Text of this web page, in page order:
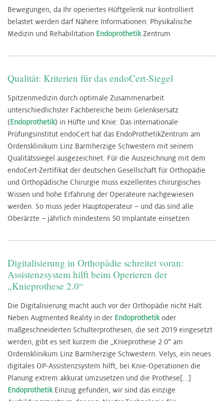
Bewegungen, da Ihr operiertes Hüftgelenk nur kontrolliert
belastet werden darf Nähere Informationen: Physikalische
Medizin und Rehabilitation EndoprothetikZentrum
Qualität: Kriterien für das endoCert-Siegel
Spitzenmedizin durch optimale Zusammenarbeit
unterschiedlichster Fachbereiche beim Gelenksersatz
(Endoprothetik) in Hüfte und Knie: Das internationale
Prüfungsinstitut endoCert hat das EndoProthetikZentrum am
Ordensklinikum Linz Barmherzige Schwestern mit seinem
Qualitätssiegel ausgezeichnet. Für die Auszeichnung mit dem
endoCert-Zertifikat der deutschen Gesellschaft für Orthopädie
und Orthopädische Chirurgie muss exzellentes chirurgisches
Wissen und hohe Erfahrung der Operateure nachgewiesen
werden. So muss jeder Hauptoperateur – und das sind alle
Oberärzte – jährlich mindestens 50 Implantate einsetzen
Digitalisierung in Orthopädie schreitet voran:
Assistenzsystem hilft beim Operieren der
„Knieprothese 2.0“
Die Digitalisierung macht auch vor der Orthopädie nicht Halt.
Neben Augmented Reality in der Endoprothetikoder
maßgeschneiderten Schulterprothesen, die seit 2019 eingesetzt
werden, gibt es seit kurzem die „Knieprothese 2.0“ am
Ordensklinikum Linz Barmherzige Schwestern. Velys, ein neues
digitales OP-Assistenzsystem hilft, bei Knie-Operationen die
Planung extrem akkurat umzusetzen und die Prothese[...]
EndoprothetikEinzug gefunden, wir sind das einzige